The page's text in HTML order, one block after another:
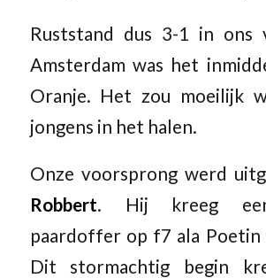
Ruststand dus 3-1 in ons
Amsterdam was het
Oranje. Het zou moeilijk
jongens in het halen.
Onze voorsprong werd
Robbert. Hij kreeg een
paardoffer op f7 ala Poetin
Dit stormachtig begin